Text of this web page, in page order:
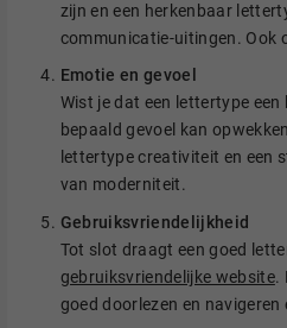
zijn en een herkenbaar
communicatie-uitingen. Ook
Emotie en gevoel
Wist je dat een lettertype een
bepaald gevoel kan
lettertype creativiteit en een
van moderniteit.
Gebruiksvriendelijkheid
Tot slot draagt een goed
gebruiksvriendelijke website.
goed doorlezen en